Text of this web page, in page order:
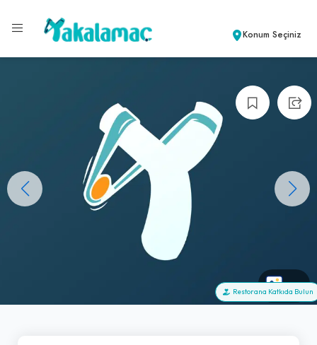
Konum Seçiniz
+0
Restorana Katkıda Bulun